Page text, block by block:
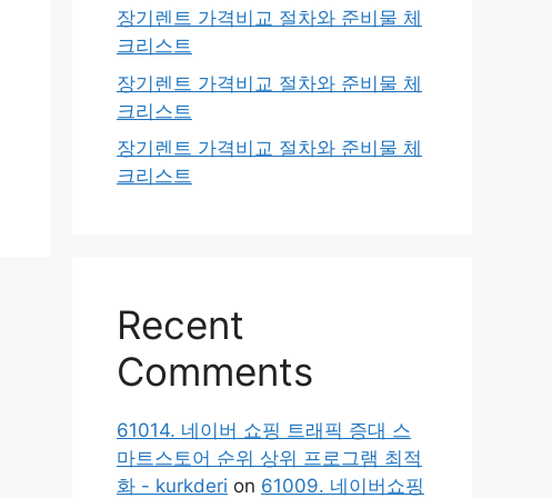
장기렌트 가격비교 절차와 준비물 체
크리스트
장기렌트 가격비교 절차와 준비물 체
크리스트
장기렌트 가격비교 절차와 준비물 체
크리스트
Recent
Comments
61014. 네이버 쇼핑 트래픽 증대 스
마트스토어 순위 상위 프로그램 최적
화 - kurkderi on 61009. 네이버쇼핑